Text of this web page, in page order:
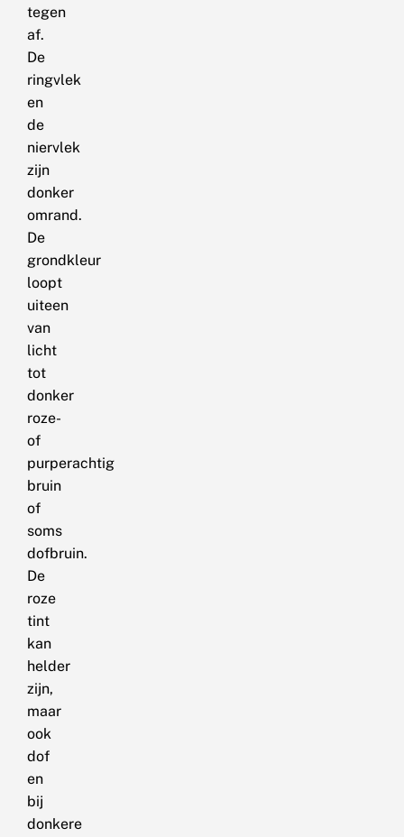
tegen
af.
De
ringvlek
en
de
niervlek
zijn
donker
omrand.
De
grondkleur
loopt
uiteen
van
licht
tot
donker
roze-
of
purperachtig
bruin
of
soms
dofbruin.
De
roze
tint
kan
helder
zijn,
maar
ook
dof
en
bij
donkere